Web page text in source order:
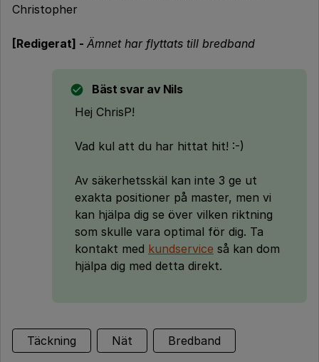
Christopher
[Redigerat] - Ämnet har flyttats till bredband
Bäst svar av Nils
Hej ChrisP!
Vad kul att du har hittat hit! :-)
Av säkerhetsskäl kan inte 3 ge ut
exakta positioner på master, men vi
kan hjälpa dig se över vilken riktning
som skulle vara optimal för dig. Ta
kontakt med kundservice så kan dom
hjälpa dig med detta direkt.
Täckning Nät Bredband